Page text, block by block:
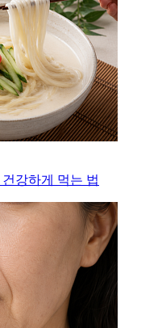
강하게 먹는 법